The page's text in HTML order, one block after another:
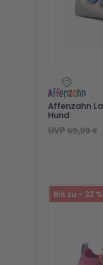
UVP69,99 €
Affenzahn
Hund
Bis zu - 32 %